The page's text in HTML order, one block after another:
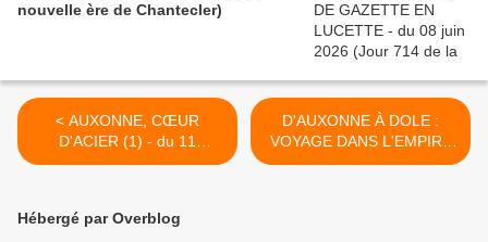
nouvelle ère de Chantecler)
< AUXONNE, CŒUR
D'ACIER (1) - du 11
décembre 2023 (J+5472
D'AUXONNE À DOLE :
VOYAGE DANS L'EMPIRE
DE L'AUTHENTICITÉ (2) -
Hébergé par Overblog